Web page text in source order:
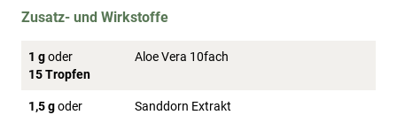
Zusatz- und Wirkstoffe
1 goder
15 Tropfen
Aloe Vera 10fach
1,5 goder
Sanddorn Extrakt